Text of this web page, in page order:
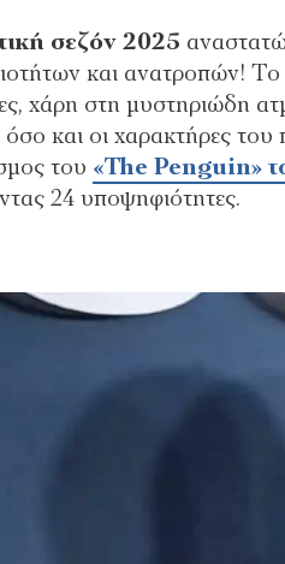
σεζόν 2025
και ανατροπών! Το
χάρη στη μυστηριώδη
και οι χαρακτήρες του
του «The Penguin»
24 υποψηφιότητες.